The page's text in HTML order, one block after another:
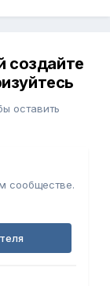
создайте
оставить
сообществе.